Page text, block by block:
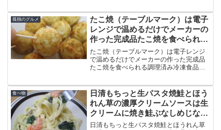
そうなんです。ナポリタンライスは最高
の和製洋食です。
孤独のグルメ
たこ焼（テーブルマーク）は電子
レンジで温めるだけでメーカーの
作った完成品たこ焼を食べられる
調理済み冷凍食品です
たこ焼（テーブルマーク）は電子レンジ
で温めるだけでメーカーの作った完成品
たこ焼を食べられる調理済み冷凍食品で
東大前のマッシュルームガーリック』で
たこ焼き登場です。
食べ物
日清もちっと生パスタ焼鮭とほう
れん草の濃厚クリームソースは生
クリームに焼き鮭ぶなしめじなど
絡めたクリームパスタ
日清もちっと生パスタ焼鮭とほうれん草